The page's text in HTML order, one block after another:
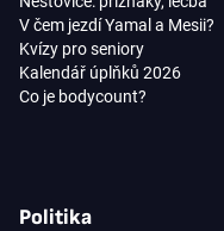
V čem jezdí Yamal a Mesii?
Kvízy pro seniory
Kalendář úplňků 2026
Co je bodycount?
Politika